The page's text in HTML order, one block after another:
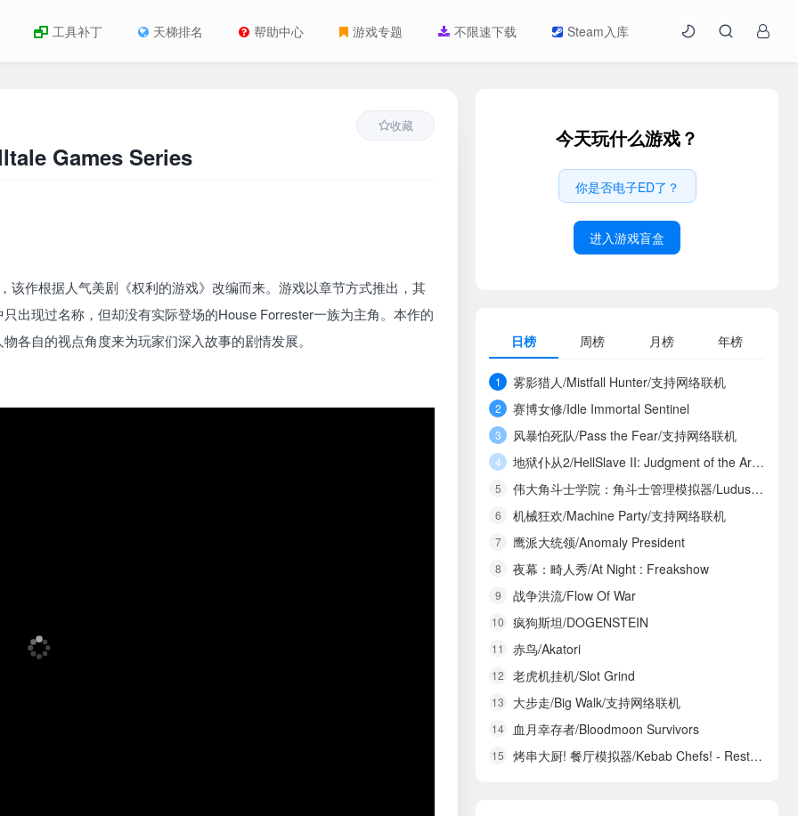
工具补丁 天梯排名 帮助中心 游戏专题 不限速下载 Steam入库
Games Series
收藏
该作根据人气美剧《权利的游戏》改编而来。游戏以章节方式推出，其
出现过名称，但却没有实际登场的House Forrester一族为主角。本作的
各自的视点角度来为玩家们深入故事的剧情发展。
今天玩什么游戏？
你是否电子ED了？
进入游戏盲盒
日榜 周榜 月榜 年榜
1 雾影猎人/Mistfall Hunter/支持网络联机
2 赛博女修/Idle Immortal Sentinel
3 风暴怕死队/Pass the Fear/支持网络联机
4 地狱仆从2/HellSlave II: Judgment of the Archon
5 伟大角斗士学院：角斗士管理模拟器/Ludus Magnatus: Gladiator Manager Simulator
6 机械狂欢/Machine Party/支持网络联机
7 鹰派大统领/Anomaly President
8 夜幕：畸人秀/At Night : Freakshow
9 战争洪流/Flow Of War
10 疯狗斯坦/DOGENSTEIN
11 赤鸟/Akatori
12 老虎机挂机/Slot Grind
13 大步走/Big Walk/支持网络联机
14 血月幸存者/Bloodmoon Survivors
15 烤串大厨! 餐厅模拟器/Kebab Chefs! - Restaurant Simulator/支持网络联机